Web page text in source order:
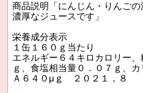
商品説明「にんじん・りんご
濃厚なジュースです」
栄養成分表示
１缶１６０ｇ当たり
エネルギー６４キロカロリー
ｇ、食塩相当量０．０７ｇ、
Ａ６４０μｇ ２０２１，８